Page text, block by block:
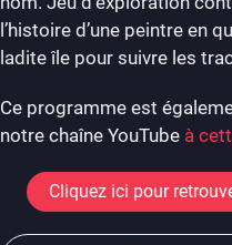
l’histoire d’une peintre en
ladite île pour suivre les
Ce programme est
notre chaîne YouTube à
Cliquez ici pour